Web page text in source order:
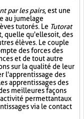
par les pairs, est une
au jumelage
tutorés. Le Tutorat
quelle qu'elle soit, des
élèves. Le couple
des forces des
et de tout autre
sur la qualité de leur
l'apprentissage des
apprentissages des
meilleures façons
permettant aux
via le contact